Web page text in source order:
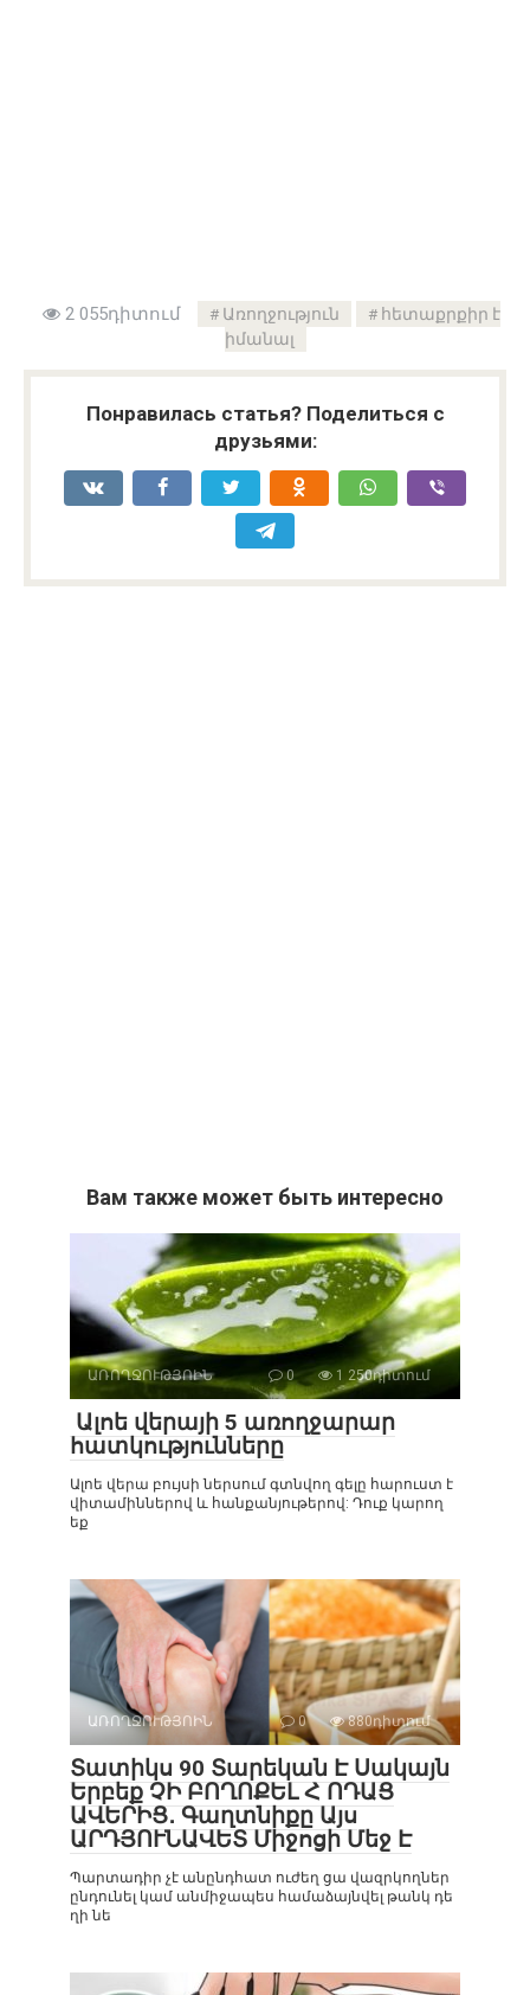
2 055դիտում Առողջություն
հետաքրքիր է
իմանալ
Понравилась статья? Поделиться с
друзьями:
Вам также может быть интересно
ԱՌՈՂՋՈՒԹՅՈԻՆ 0 1 250դիտում
Ալոե վերայի 5 առողջարար
հատկությունները
Ալոե վերա բույսի ներսում գտնվող գելը հարուստ է
վիտամիններով և հանքանյութերով: Դուք կարող
եք
ԱՌՈՂՋՈՒԹՅՈԻՆ 0 880դիտում
Տատիկս 90 Տարեկան Է Սակայն
Երբեք ՉԻ ԲՈՂՈՔԵԼ Հ ՈԴԱՑ
ԱՎԵՐԻՑ․ Գաղտնիքը Այս
ԱՐԴՅՈՒՆԱՎԵՏ Միջոցի Մեջ Է
Պարտադիր չէ անընդհատ ուժեղ ցա վազրկողներ
ընդունել կամ անմիջապես համաձայնվել թանկ դե
ղի նե